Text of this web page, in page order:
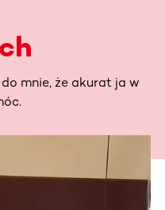
mnie, że akurat ja w